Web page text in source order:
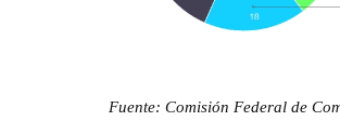
Fuente: Comisión Federal de